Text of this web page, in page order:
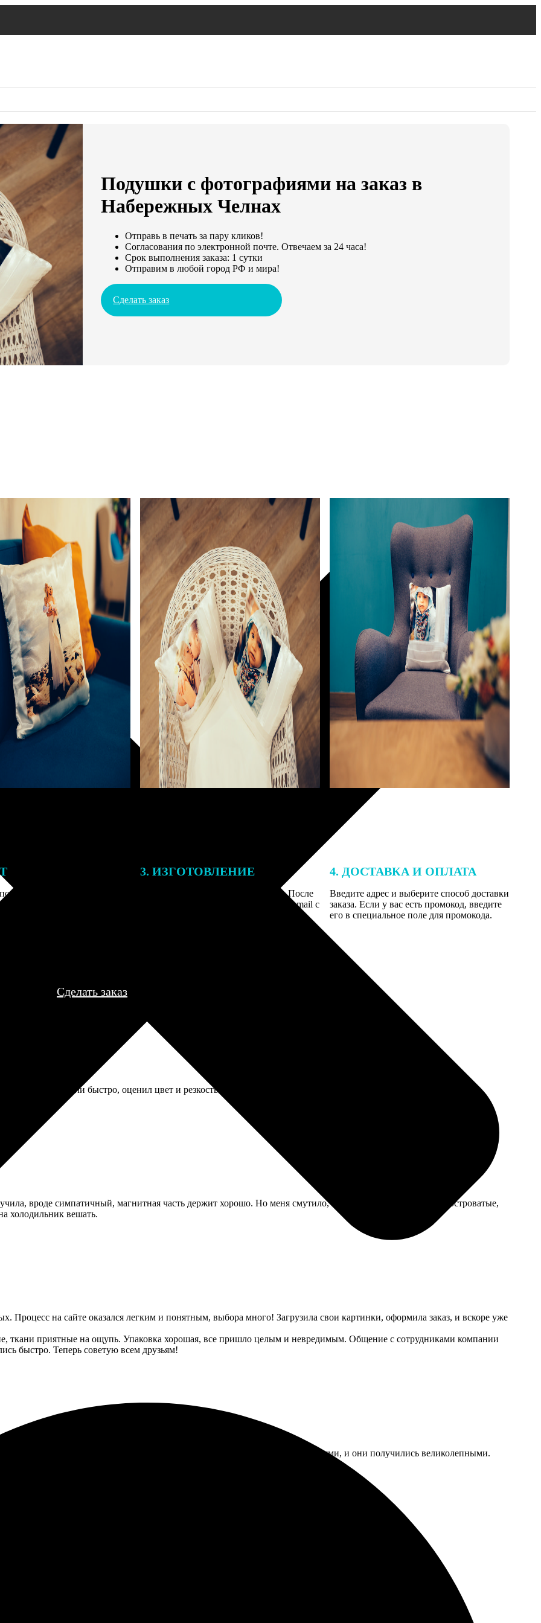
Подушки с фотографиями на заказ в
Набережных Челнах
Отправь в печать за пару кликов!
Согласования по электронной почте. Отвечаем за 24 часа!
Срок выполнения заказа: 1 сутки
Отправим в любой город РФ и мира!
Сделать заказ
заказа к печати
могут связаться с Вами
телефону или email для
деталей.
3. ИЗГОТОВЛЕНИЕ
Оплатите заказ банковской картой. После
оплаты получите подтверждение на email с
описанием заказа. Когда отправим заказ
4. ДОСТАВКА И ОПЛАТА
Введите адрес и выберите способ доставки
заказа. Если у вас есть промокод, введите
его в специальное поле для промокода.
Сделать заказ
заказом. Пришли быстро, оценил цвет и резкость. Потом уже заказал большую партию для фотоальбома, всё
вроде симпатичный, магнитная часть держит хорошо. Но меня смутило, что края у магнита немного островатые,
холодильник вешать.
Процесс на сайте оказался легким и понятным, выбора много! Загрузила свои картинки, оформила заказ, и вскоре уже
ткани приятные на ощупь. Упаковка хорошая, все пришло целым и невредимым. Общение с сотрудниками компании
быстро. Теперь советую всем друзьям!
положительные впечатления. Заказала подушки с нашими фотографиями, и они получились великолепными.
детали. Результат превзошел ожидания, а качество на высшем уровне!
прошло без проблем. Выбор шаблонов удобный, доставили быстро. Качество отличное, рекомендую!